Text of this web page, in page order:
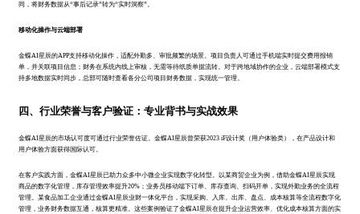
同，将财务数据从“事后记录”转为“实时洞察”。
移动化操作与云端部署
金蝶AI星辰的APP支持移动化操作，适配外勤多、审批频繁的场景。项目负责人可通过手机端实时提交费用报销
单，并关联项目信息；财务在系统内线上审核，无需等待纸质单据流转。对于跨地域协作的企业，云端部署模式支
持多地数据实时同步，总部可随时查看各分公司项目财务数据，实现统一管理。
四、行业荣誉与客户验证：专业背书与实战效果
金蝶AI星辰的市场认可度可通过行业荣誉佐证。金蝶AI星辰曾荣获2023 iF设计奖（用户体验类），在产品设计和
用户体验方面获得国际认可。
在客户实践方面，金蝶AI星辰已助力众多中小微企业实现数字化转型。以某商贸企业为例，借助金蝶AI星辰实现
商品的数字化管理，库存管理效率提升20%；业务员移动端下订单、库存查询、扫码开单，实现外勤业务的全流程
管理。某食品加工企业通过金蝶AI星辰业财一体化平台，实现采购、入库、出库、盘点、成本核算等全流程数字化
管理，业务财务数据互通，核算更精准。这些案例验证了金蝶AI星辰在提升企业运营效率、优化成本核算方面的实